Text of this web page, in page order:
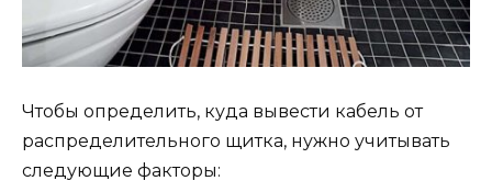
Чтобы определить, куда вывести кабель от
распределительного щитка, нужно учитывать
следующие факторы: